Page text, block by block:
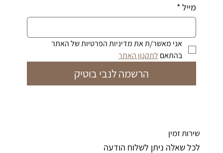
מייל *
בהתאם לתקנון האתר
הרשמה לנבי בוטיק
שירות זמין
לכל שאלה ניתן לשלוח הודעה